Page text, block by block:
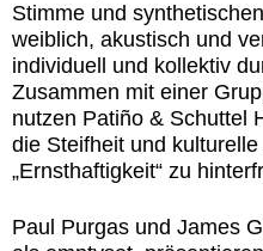
Stimme und
weiblich, akustisch und
individuell und kollektiv
Zusammen mit einer
nutzen Patiño & Schuttel
die Steifheit und
„Ernsthaftigkeit“ zu
Paul Purgas und James